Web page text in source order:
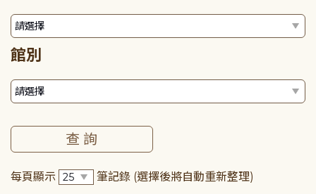
館別
每頁顯示 筆記錄 (選擇後將自動重新整理)